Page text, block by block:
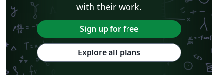
with their work.
Sign up for free
Explore all plans